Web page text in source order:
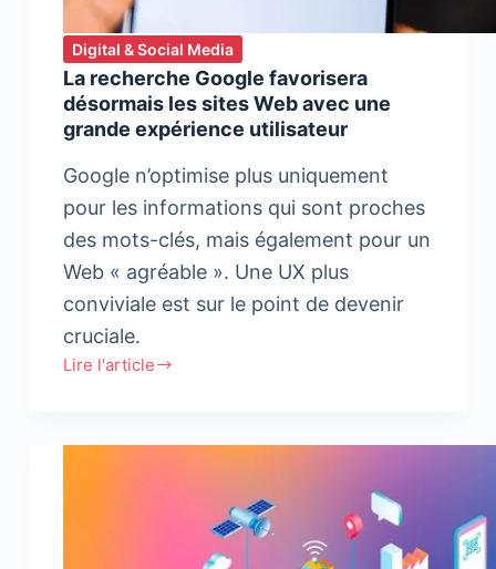
Digital & Social Media
La recherche Google favorisera
désormais les sites Web avec une
grande expérience utilisateur
Google n’optimise plus uniquement
pour les informations qui sont proches
des mots-clés, mais également pour un
Web « agréable ». Une UX plus
conviviale est sur le point de devenir
cruciale.
Lire l'article
La